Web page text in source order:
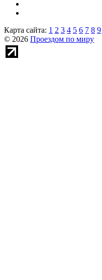
Карта сайта: 1 2 3 4 5 6 7 8 9
© 2026 Проездом по миру